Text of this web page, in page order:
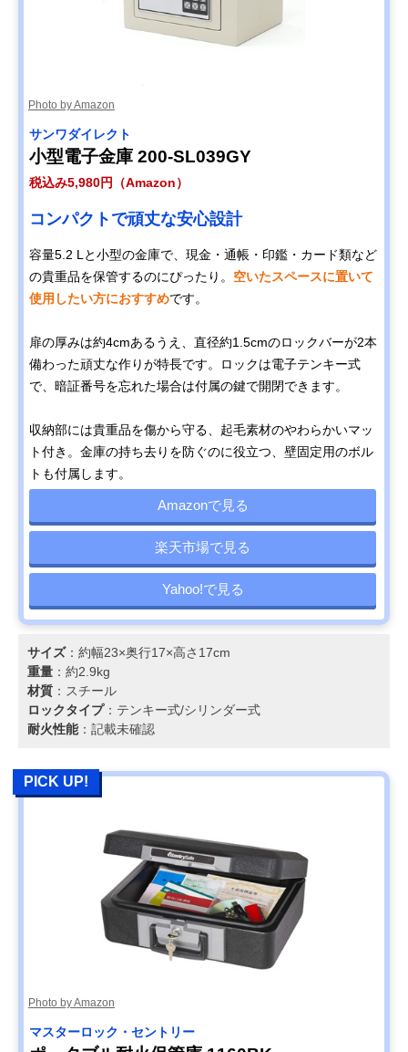
Photo by Amazon
サンワダイレクト
小型電子金庫 200-SL039GY
税込み5,980円（Amazon）
コンパクトで頑丈な安心設計
容量5.2 Lと小型の金庫で、現金・通帳・印鑑・カード類など
の貴重品を保管するのにぴったり。 空いたスペースに置いて
使用したい方におすすめです。
扉の厚みは約4cmあるうえ、直径約1.5cmのロックバーが2本
備わった頑丈な作りが特長です。ロックは電子テンキー式
で、暗証番号を忘れた場合は付属の鍵で開閉できます。
収納部には貴重品を傷から守る、起毛素材のやわらかいマッ
ト付き。金庫の持ち去りを防ぐのに役立つ、壁固定用のボル
トも付属します。
Amazonで見る
楽天市場で見る
Yahoo!で見る
サイズ：約幅23×奥行17×高さ17cm
重量 ：約2.9kg
材質 ：スチール
ロックタイプ：テンキー式/シリンダー式
耐火性能：記載未確認
PICK UP!
Photo by Amazon
マスターロック・セントリー